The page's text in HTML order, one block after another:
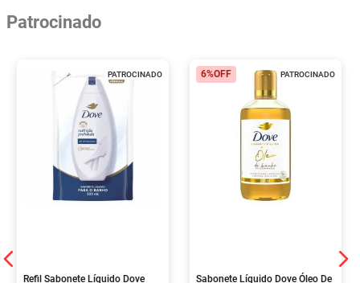
Patrocinado
PATROCINADO
Refil Sabonete Líquido Dove
PATROCINADO
6%OFF
Sabonete Líquido Dove Óleo De